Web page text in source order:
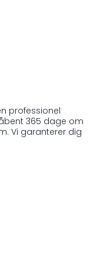
professionel
365 dage om
Vi garanterer dig